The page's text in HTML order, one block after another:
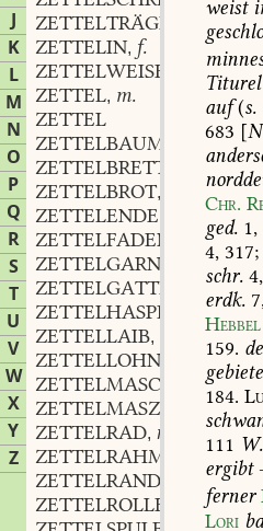
J
K
L
M
N
O
P
Q
R
S
T
U
V
W
X
Y
Z
ZETTELTRÄGER
m.
ZETTELIN, f.
ZETTELWEISE
adv.
ZETTEL, m.
ZETTEL
ZETTELBAUM
ZETTELBRETT
ZETTELBROT,
ZETTELENDE
ZETTELFADEN
ZETTELGARN
ZETTELGATTER
n.
ZETTELHASPEL
ZETTELLAIB,
ZETTELLOHN
ZETTELMASCHINE,f.
ZETTELMASZ
ZETTELRAD, n.
ZETTELRAHMEN
m.
ZETTELRAND
ZETTELROLLE
weist
Titurel
auf(s.
683 [
Chr.
ged. 1,
4, 317;
schr. 4,
erdk.
Hebbel
159.
184.
111
ergibt
ferner
Lori